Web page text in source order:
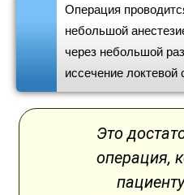
Операция
небольшой
через небольшой
иссечение локтевой
Это
операция,